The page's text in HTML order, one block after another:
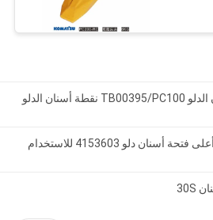
قطع غيار الحفر EX60 أسنان الدلو TB00395/PC100 نقطة أسنان الدلو
آلات الهندسة أجزاء الحفرة أعلى فتحة أسنان دلو 4153603 للاستخدام